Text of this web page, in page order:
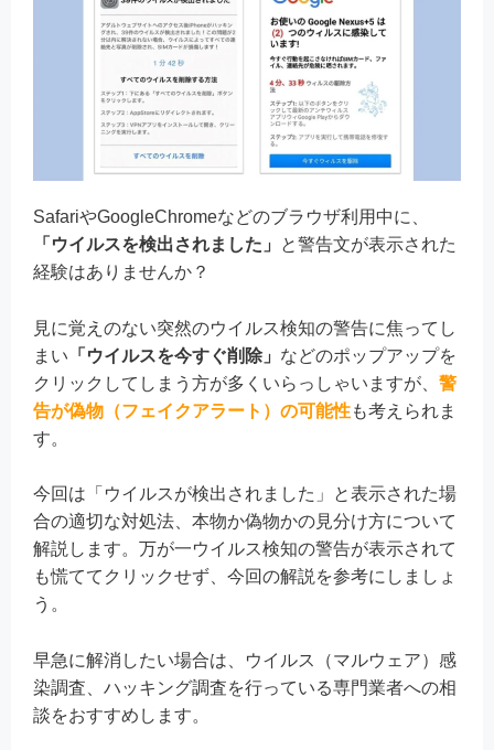
SafariやGoogleChromeなどのブラウザ利用中に、
「ウイルスを検出されました」
と警告文が表示された
経験はありませんか？
見に覚えのない突然のウイルス検知の警告に焦ってし
まい 「ウイルスを今すぐ削除」 などのポップアップを
クリックしてしまう方が多くいらっしゃいますが、 警
告が偽物（フェイクアラート）の可能性も考えられま
す。
今回は「ウイルスが検出されました」と表示された場
合の適切な対処法、本物か偽物かの見分け方について
解説します。万が一ウイルス検知の警告が表示されて
も慌ててクリックせず、今回の解説を参考にしましょ
う。
早急に解消したい場合は、ウイルス（マルウェア）感
染調査、ハッキング調査を行っている専門業者への相
談をおすすめします。